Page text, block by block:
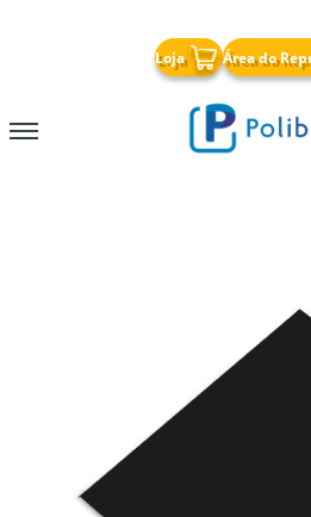
Loja Área do
x
Soluções para Negócios
Armazenagem
Chapas PP Corrugado